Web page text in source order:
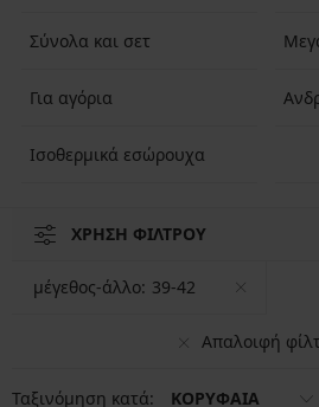
Σύνολα και σετ
Για αγόρια
Ισοθερμικά εσώρουχα
ΧΡΗΣΗ ΦΙΛΤΡΟΥ
Απαλοιφή
μέγεθος-άλλο: 39-42
Ταξινόμηση κατά: ΚΟΡΥΦΑΙΑ